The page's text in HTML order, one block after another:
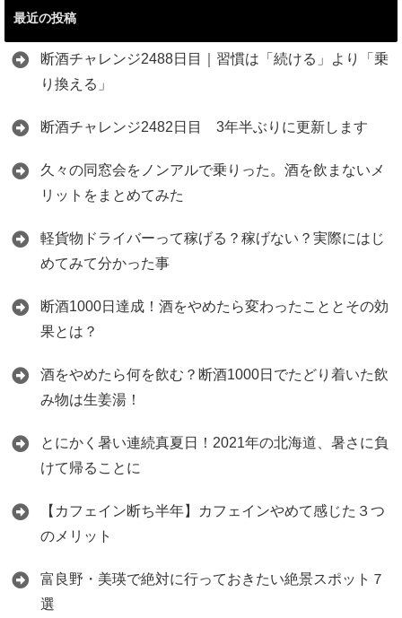
最近の投稿
断酒チャレンジ2488日目｜習慣は「続ける」より「乗
り換える」
断酒チャレンジ2482日目 3年半ぶりに更新します
久々の同窓会をノンアルで乗りった。酒を飲まないメ
リットをまとめてみた
軽貨物ドライバーって稼げる？稼げない？実際にはじ
めてみて分かった事
断酒1000日達成！酒をやめたら変わったこととその効
果とは？
酒をやめたら何を飲む？断酒1000日でたどり着いた飲
み物は生姜湯！
とにかく暑い連続真夏日！2021年の北海道、暑さに負
けて帰ることに
【カフェイン断ち半年】カフェインやめて感じた３つ
のメリット
富良野・美瑛で絶対に行っておきたい絶景スポット７
選